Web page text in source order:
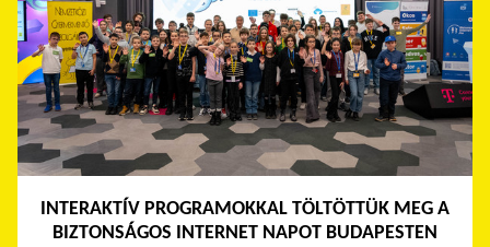
INTERAKTÍV PROGRAMOKKAL TÖLTÖTTÜK MEG A
BIZTONSÁGOS INTERNET NAPOT BUDAPESTEN